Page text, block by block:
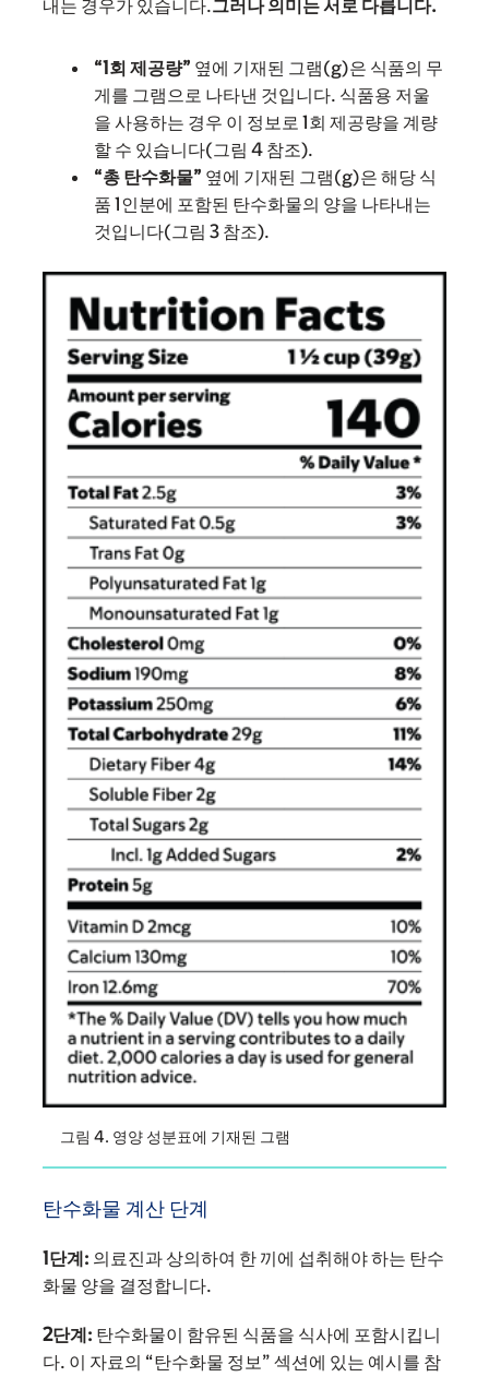
내는 경우가 있습니다.그러나 의미는 서로 다릅니다.
“1회 제공량” 옆에 기재된 그램(g)은 식품의 무
게를 그램으로 나타낸 것입니다. 식품용 저울
을 사용하는 경우 이 정보로 1회 제공량을 계량
할 수 있습니다(그림 4 참조).
“총 탄수화물” 옆에 기재된 그램(g)은 해당 식
품 1인분에 포함된 탄수화물의 양을 나타내는
것입니다(그림 3 참조).
그림 4. 영양 성분표에 기재된 그램
탄수화물 계산 단계
1단계: 의료진과 상의하여 한 끼에 섭취해야 하는 탄수
화물 양을 결정합니다.
2단계: 탄수화물이 함유된 식품을 식사에 포함시킵니
다. 이 자료의 “탄수화물 정보” 섹션에 있는 예시를 참